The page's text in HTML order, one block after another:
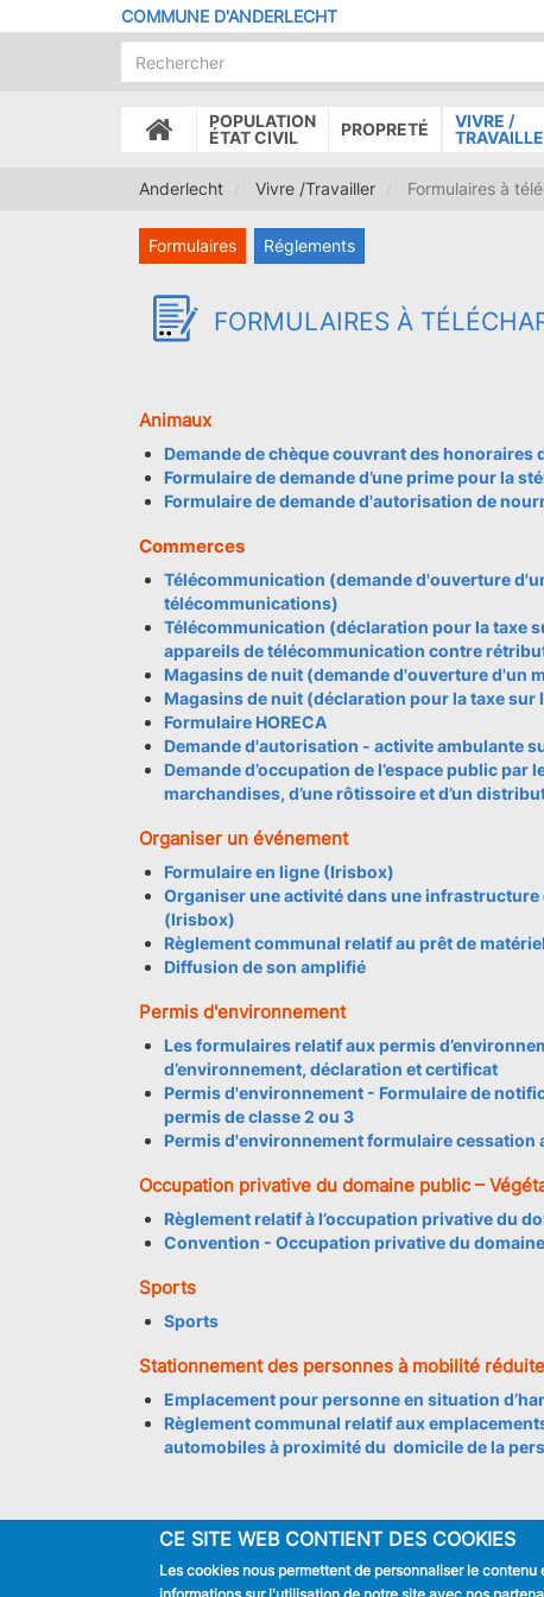
au
COMMUNE D'ANDERLECHT
ACCUEIL
POPULATION
ÉTAT CIVIL
PROPRETÉ
VIVRE /
Anderlecht Vivre /Travailler Formulaires à
Formulaires Réglements
FORMULAIRES À
Animaux
Demande de chèque couvrant des honoraires
Formulaire de demande d’une prime pour la
Formulaire de demande d'autorisation de
Commerces
Télécommunication (demande d'ouverture
télécommunications)
Télécommunication (déclaration pour la taxe
appareils de télécommunication contre
Magasins de nuit (demande d'ouverture d'un
Magasins de nuit (déclaration pour la taxe sur
Formulaire HORECA
Demande d'autorisation - activite ambulante
Demande d’occupation de l’espace public par
marchandises, d’une rôtissoire et d’un
Organiser un événement
Formulaire en ligne (Irisbox)
Organiser une activité dans une
(Irisbox)
Règlement communal relatif au prêt de
Diffusion de son amplifié
Permis d'environnement
Les formulaires relatif aux permis
d’environnement, déclaration et certificat
Permis d'environnement - Formulaire de
permis de classe 2 ou 3
Permis d'environnement formulaire cessation
Occupation privative du domaine public –
Règlement relatif à l’occupation privative du
Convention - Occupation privative du
Sports
Sports
Stationnement des personnes à mobilité réduite
Emplacement pour personne en situation
Règlement communal relatif aux
automobiles à proximité du domicile de la
JE SUIS
CE SITE WEB CONTIENT DES COOKIES
Les cookies nous permettent de personnaliser le